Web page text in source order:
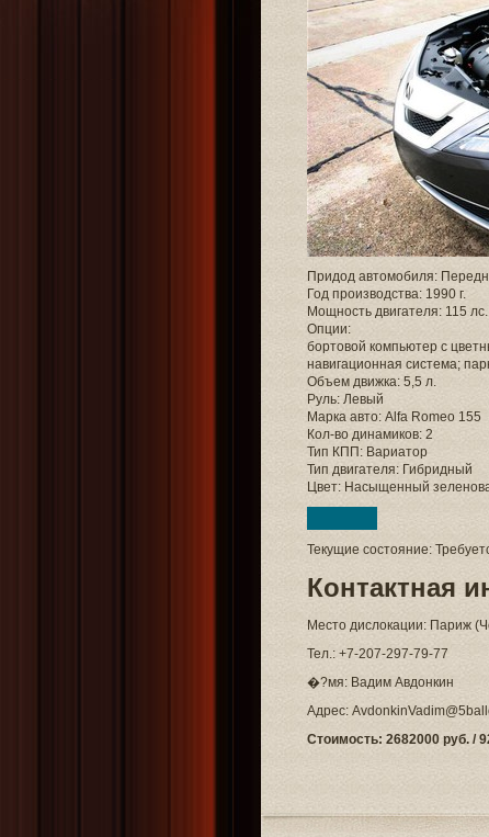
Придод автомобиля:
Год производства: 1990 г.
Мощность двигателя: 115 лс.
Опции:
бортовой компьютер с
навигационная система;
Объем движка: 5,5 л.
Руль: Левый
Марка авто: Alfa Romeo 155
Кол-во динамиков: 2
Тип КПП: Вариатор
Тип двигателя: Гибридный
Цвет: Насыщенный
Текущие состояние:
Контактная
Место дислокации: Париж
Тел.: +7-207-297-79-77
�?мя: Вадим Авдонкин
Адрес:
Стоимость: 2682000 руб. /